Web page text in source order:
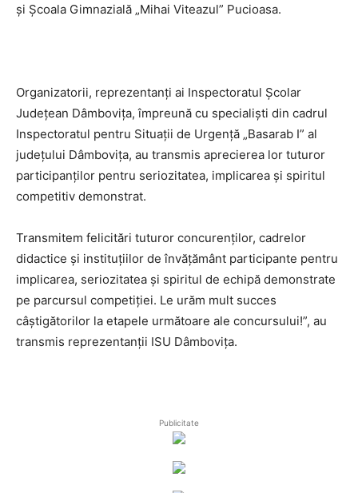
și Școala Gimnazială „Mihai Viteazul” Pucioasa.
Organizatorii, reprezentanți ai Inspectoratul Școlar
Județean Dâmbovița, împreună cu specialiști din cadrul
Inspectoratul pentru Situații de Urgență „Basarab I” al
județului Dâmbovița, au transmis aprecierea lor tuturor
participanților pentru seriozitatea, implicarea și spiritul
competitiv demonstrat.
Transmitem felicitări tuturor concurenților, cadrelor
didactice și instituțiilor de învățământ participante pentru
implicarea, seriozitatea și spiritul de echipă demonstrate
pe parcursul competiției. Le urăm mult succes
câștigătorilor la etapele următoare ale concursului!”, au
transmis reprezentanții ISU Dâmbovița.
Publicitate